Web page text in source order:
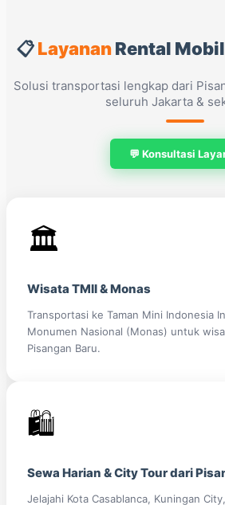
📋LayananRental
Solusi transportasi lengkap dari
seluruh Jakarta &
💬 Konsultasi
🏛️
Wisata TMII & Monas
Transportasi ke Taman Mini Indonesia
Monumen Nasional (Monas) untuk
Pisangan Baru.
🛍️
Sewa Harian & City Tour dari
Jelajahi Kota Casablanca, Kuningan